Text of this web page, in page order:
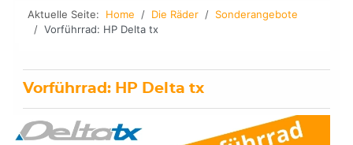
Aktuelle Seite: Home Die Räder
Sonderangebote
Vorführrad: HP Delta tx
Vorführrad: HP Delta tx